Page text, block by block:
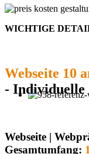
WICHTIGE
Webseite 10
- Individuelle
Webseite |
Gesamtumfang: